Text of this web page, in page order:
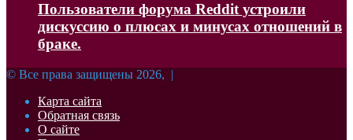
Пользователи форума Reddit устроили
дискуссию о плюсах и минусах отношений в
браке.
© Все права защищены 2026, |
Карта сайта
Обратная связь
О сайте